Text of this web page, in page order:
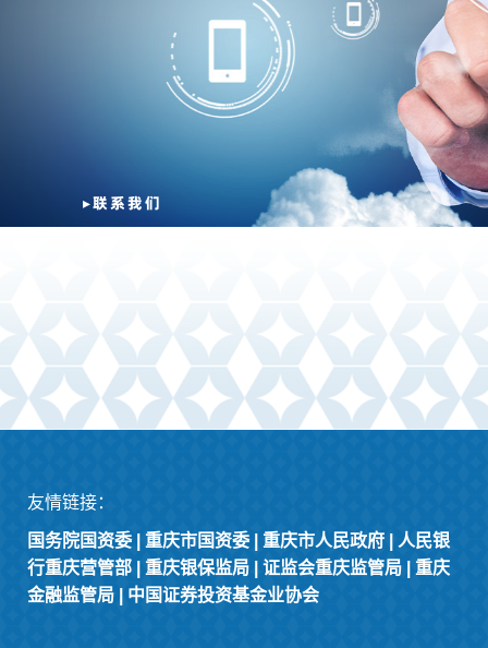
▸联系我们
友情链接：
国务院国资委| 重庆市国资委| 重庆市人民政府
人民银
行重庆营管部
重庆银保监局 证监会重庆监管局
重庆
金融监管局
中国证券投资基金业协会